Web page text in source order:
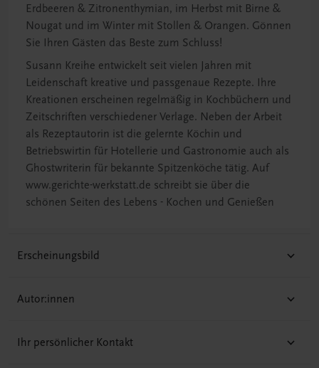
Erdbeeren & Zitronenthymian, im Herbst mit Birne &
Nougat und im Winter mit Stollen & Orangen. Gönnen
Sie Ihren Gästen das Beste zum Schluss!
Susann Kreihe entwickelt seit vielen Jahren mit
Leidenschaft kreative und passgenaue Rezepte. Ihre
Kreationen erscheinen regelmäßig in Kochbüchern und
Zeitschriften verschiedener Verlage. Neben der Arbeit
als Rezeptautorin ist die gelernte Köchin und
Betriebswirtin für Hotellerie und Gastronomie auch als
Ghostwriterin für bekannte Spitzenköche tätig. Auf
www.gerichte-werkstatt.de schreibt sie über die
schönen Seiten des Lebens - Kochen und Genießen
Erscheinungsbild
Autor:innen
Ihr persönlicher Kontakt